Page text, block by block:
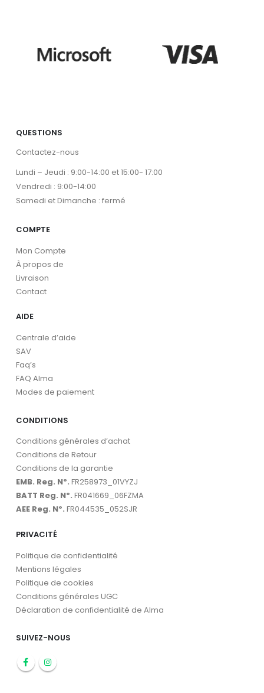
QUESTIONS
Contactez-nous
Lundi – Jeudi : 9:00-14:00 et 15:00- 17:00
Vendredi : 9:00-14:00
Samedi et Dimanche : fermé
COMPTE
Mon Compte
À propos de
Livraison
Contact
AIDE
Centrale d’aide
SAV
Faq’s
FAQ Alma
Modes de paiement
CONDITIONS
Conditions générales d’achat
Conditions de Retour
Conditions de la garantie
EMB. Reg. Nº. FR258973_01VYZJ
BATT Reg. Nº. FR041669_06FZMA
AEE Reg. Nº. FR044535_052SJR
PRIVACITÉ
Politique de confidentialité
Mentions légales
Politique de cookies
Conditions générales UGC
Déclaration de confidentialité de Alma
SUIVEZ-NOUS